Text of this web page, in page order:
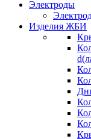
Электроды
Изделия ЖБИ